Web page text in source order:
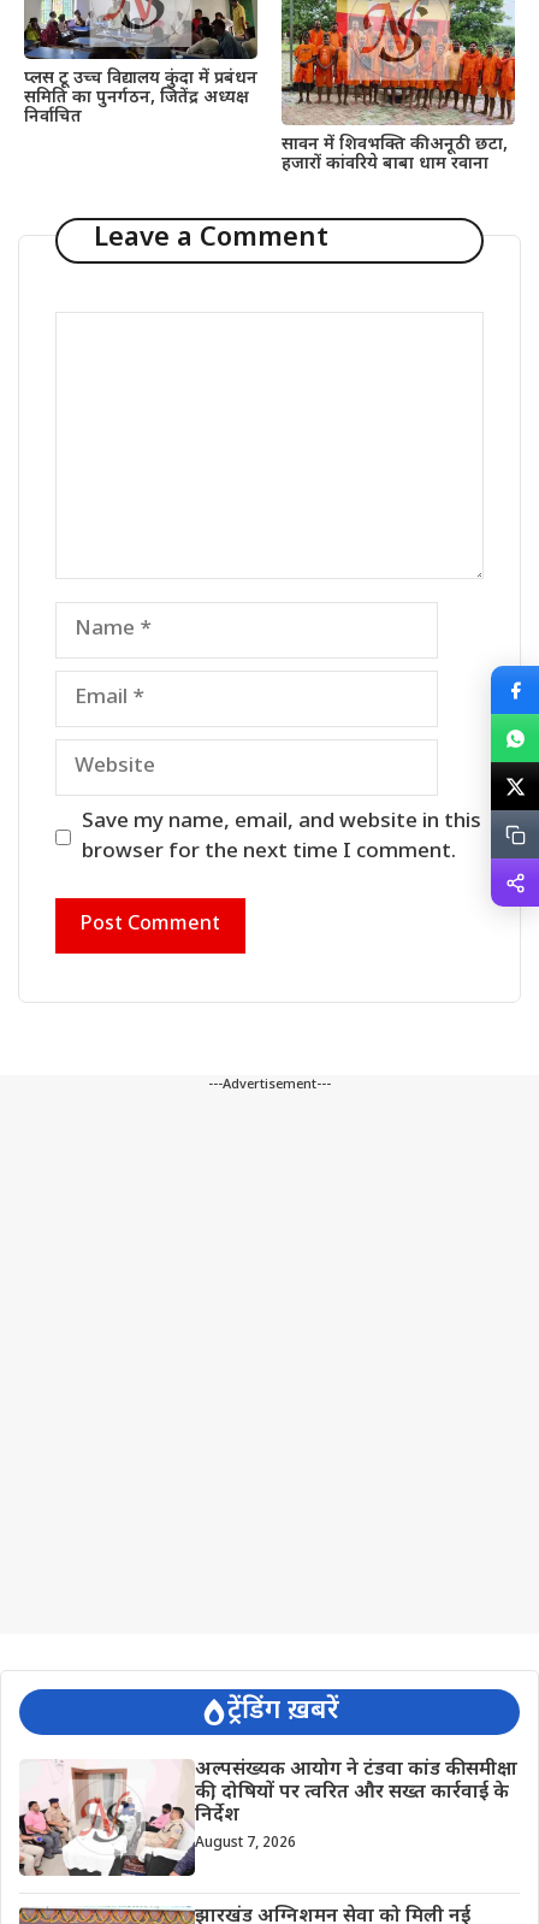
प्लस टू उच्च विद्यालय कुंदा में प्रबंधन
समिति का पुनर्गठन, जितेंद्र अध्यक्ष
निर्वाचित
सावन में शिवभक्ति की अनूठी छटा,
हजारों कांवरिये बाबा धाम रवाना
Leave a Comment
Name
Email
Website
Save my name, email, and website in this
browser for the next time I comment.
---Advertisement---
ट्रेंडिंग ख़बरें
अल्पसंख्यक आयोग ने टंडवा कांड की समीक्षा
की, दोषियों पर त्वरित और सख्त कार्रवाई के
निर्देश
August 7, 2026
झारखंड अग्निशमन सेवा को मिली नई